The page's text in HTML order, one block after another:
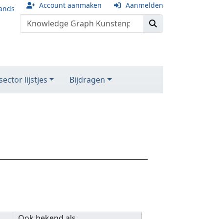
Account aanmaken Aanmelden
lijstjes Bijdragen